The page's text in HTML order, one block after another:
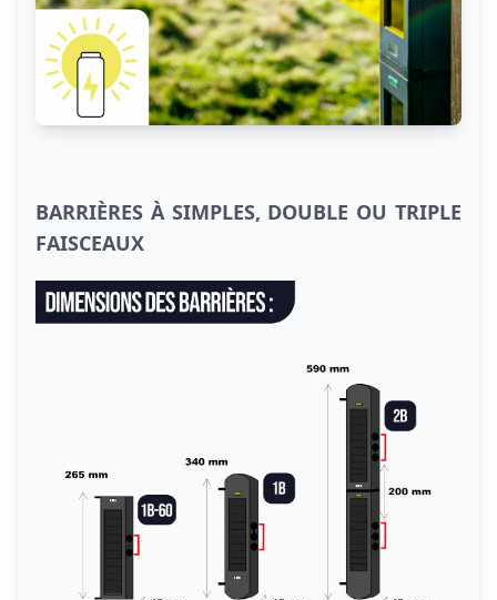
BARRIÈRES À SIMPLES, DOUBLE OU TRIPLE
FAISCEAUX